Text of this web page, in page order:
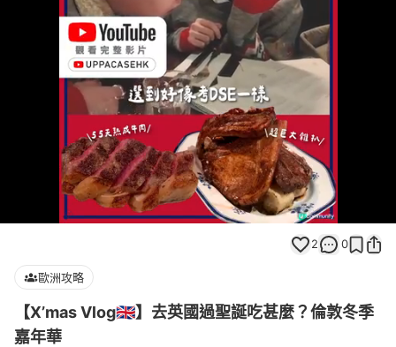
Loaded:
100.00%
2 0
歐洲攻略
【X’mas Vlog🇬🇧】去英國過聖誕吃甚麼？倫敦冬季
嘉年華